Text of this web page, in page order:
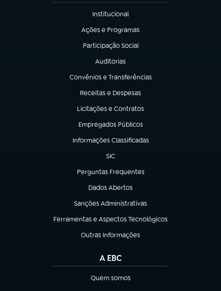
Institucional
(abre em nova aba)
Ações e Programas
(abre em nova aba)
Participação Social
(abre em nova aba)
Auditorias
(abre em nova aba)
Convênios e Transferências
(abre em nova aba)
Receitas e Despesas
(abre em nova aba)
Licitações e Contratos
(abre em nova aba)
Empregados Públicos
(abre em nova aba)
Informações Classificadas
(abre em nova aba)
SIC
(abre em nova aba)
Perguntas Frequentes
(abre em nova aba)
Dados Abertos
(abre em nova aba)
Sanções Administrativas
(abre em nova aba)
Ferramentas e Aspectos Tecnológicos
(abre em nova aba)
Outras Informações
(abre em nova aba)
A EBC
Quem somos
(abre em nova aba)